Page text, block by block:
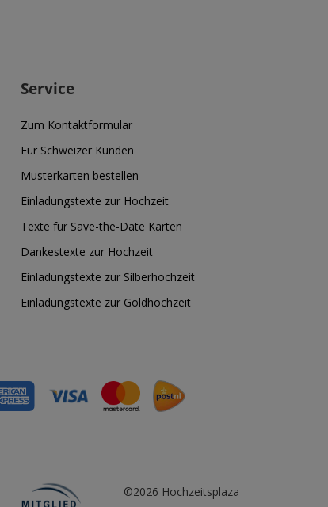
Service
Zum Kontaktformular
Für Schweizer Kunden
Musterkarten bestellen
Einladungstexte zur Hochzeit
Texte für Save-the-Date Karten
Dankestexte zur Hochzeit
Einladungstexte zur Silberhochzeit
Einladungstexte zur Goldhochzeit
©2026 Hochzeitsplaza